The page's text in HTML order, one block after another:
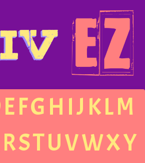
EFGH IJ KLM
RSTUVWXY